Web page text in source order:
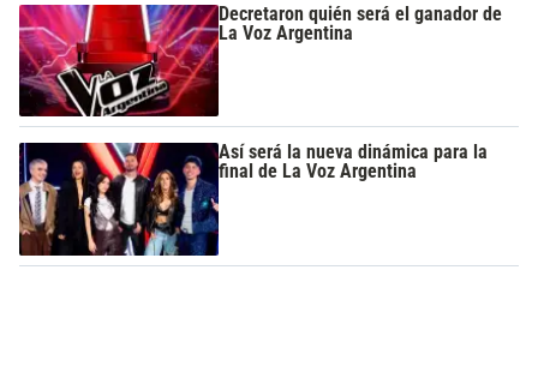
Decretaron quién será el ganador de
La Voz Argentina
Así será la nueva dinámica para la
final de La Voz Argentina